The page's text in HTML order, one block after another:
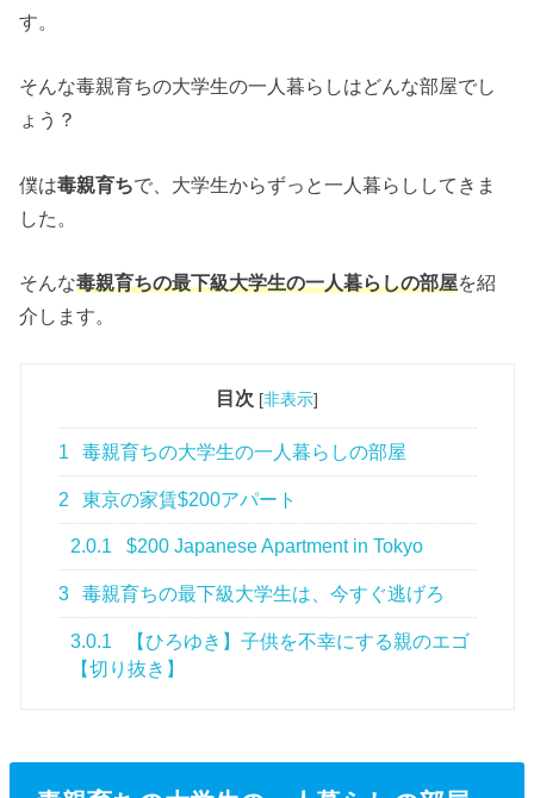
す。
そんな毒親育ちの大学生の一人暮らしはどんな部屋でし
ょう？
僕は毒親育ちで、大学生からずっと一人暮らししてきま
した。
そんな毒親育ちの最下級大学生の一人暮らしの部屋を紹
介します。
目次 [非表示]
1 毒親育ちの大学生の一人暮らしの部屋
2 東京の家賃$200アパート
2.0.1 $200 Japanese Apartment in Tokyo
3 毒親育ちの最下級大学生は、今すぐ逃げろ
3.0.1
【ひろゆき】子供を不幸にする親のエゴ
【切り抜き】